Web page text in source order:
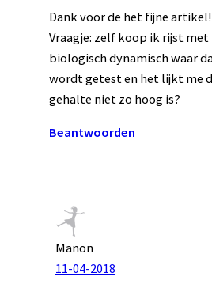
Dank voor de het fijne artikel!
Vraagje: zelf koop ik rijst
biologisch dynamisch waar
wordt getest en het lijkt me
gehalte niet zo hoog is?
Beantwoorden
Manon
11-04-2018